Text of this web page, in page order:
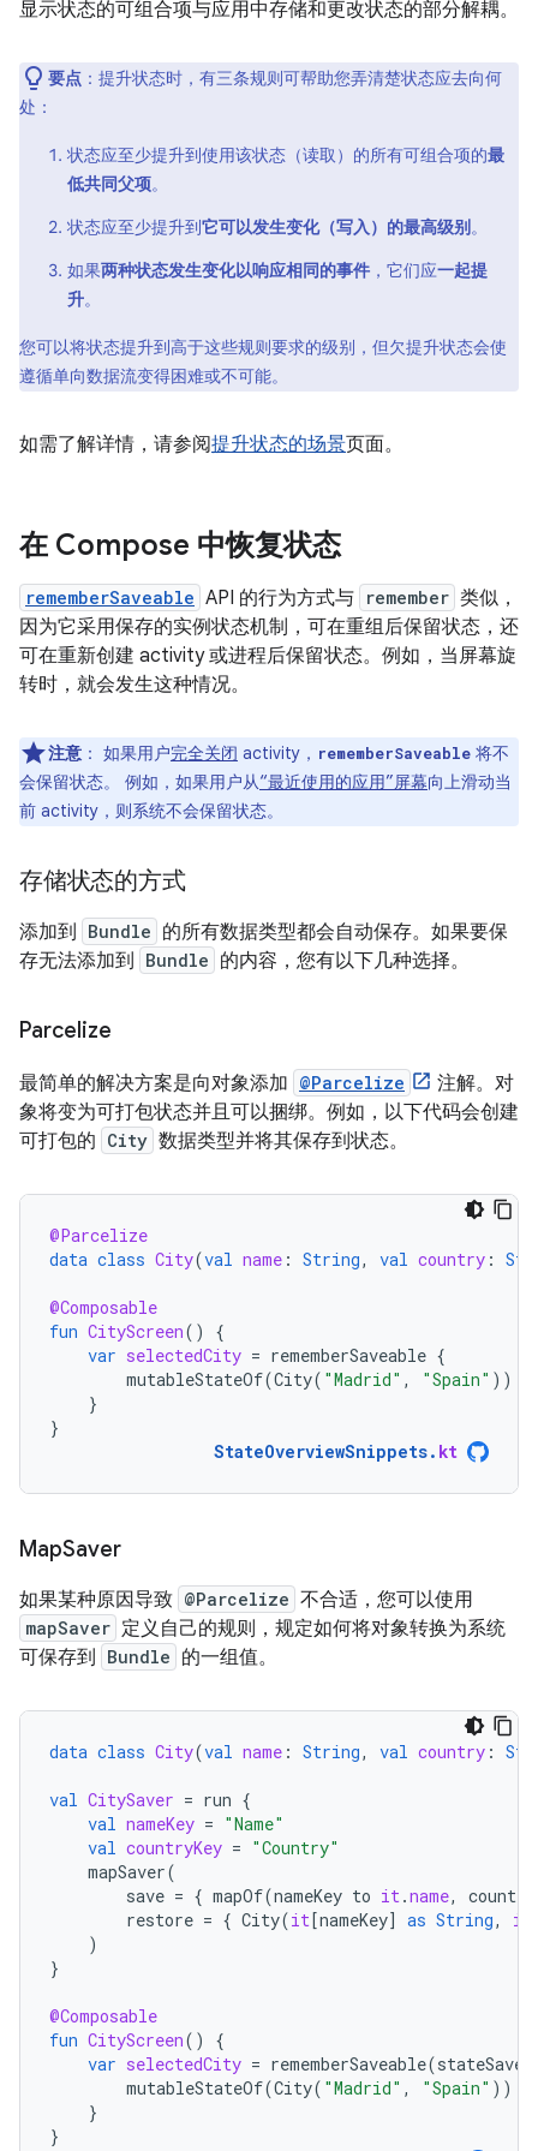
显示状态的可组合项与应用中存储和更改状态的部分解耦。
要点 ：提升状态时，有三条规则可帮助您弄清楚状态应去向何
处：
状态应至少提升到使用该状态（读取）的所有可组合项的最
低共同父项。
状态应至少提升到它可以发生变化（写入）的最高级别。
如果两种状态发生变化以响应相同的事件 ，它们应一起提
升。
您可以将状态提升到高于这些规则要求的级别，但欠提升状态会使
遵循单向数据流变得困难或不可能。
如需了解详情，请参阅提升状态的场景页面。
在 Compose 中恢复状态
rememberSaveable API 的行为方式与 remember 类似，
因为它采用保存的实例状态机制，可在重组后保留状态，还
可在重新创建 activity 或进程后保留状态。例如，当屏幕旋
转时，就会发生这种情况。
注意 ： 如果用户完全关闭 activity， rememberSaveable 将不
会保留状态。 例如，如果用户从“最近使用的应用”屏幕向上滑动当
前 activity，则系统不会保留状态。
存储状态的方式
添加到 Bundle 的所有数据类型都会自动保存。如果要保
存无法添加到 Bundle 的内容，您有以下几种选择。
Parcelize
最简单的解决方案是向对象添加 @Parcelize
注解。对
象将变为可打包状态并且可以捆绑。例如，以下代码会创建
可打包的 City 数据类型并将其保存到状态。
@Parcelize
data class City(val name : String, val country :
@Composable
fun CityScreen()
{
var selectedCity = rememberSaveable {
mutableStateOf(City( "Madrid" , "Spain" ))
}
}
StateOverviewSnippets. kt
MapSaver
如果某种原因导致 @Parcelize 不合适，您可以使用
mapSaver 定义自己的规则，规定如何将对象转换为系统
可保存到 Bundle 的一组值。
data class City(val name : String, val country :
val CitySaver = run {
val nameKey = "Name"
val countryKey = "Country"
mapSaver(
save = { mapOf(nameKey to it .name,
restore = { City(it[nameKey] as String, it
)
}
@Composable
fun CityScreen()
{
var selectedCity = rememberSaveable(stateSaver
mutableStateOf(City( "Madrid" , "Spain" ))
}
}